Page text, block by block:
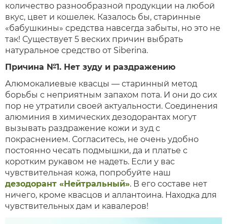
количество разнообразной продукции на любой
вкус, цвет и кошелек. Казалось бы, старинные
«бабушкины» средства навсегда забыты, но это не
так! Существует 5 веских причин выбрать
натуральное средство от Siberina.
Причина №1. Нет зуду и раздражению
Алюмокалиевые квасцы — старинный метод
борьбы с неприятным запахом пота. И они до сих
пор не утратили своей актуальности. Соединения
алюминия в химических дезодорантах могут
вызывать раздражение кожи и зуд с
покраснением. Согласитесь, не очень удобно
постоянно чесать подмышки, да и платье с
коротким рукавом не надеть. Если у вас
чувствительная кожа, попробуйте наш
дезодорант «Нейтральный». В его составе нет
ничего, кроме квасцов и аллантоина. Находка для
чувствительных дам и кавалеров!